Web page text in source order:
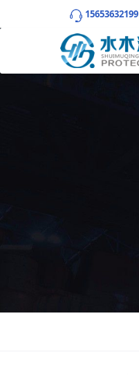
15653632199